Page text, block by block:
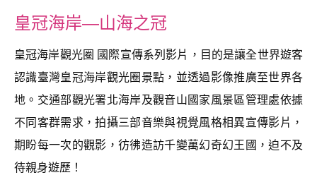
皇冠海岸—山海之冠
皇冠海岸觀光圈 國際宣傳系列影片，目的是讓全世界遊客
認識臺灣皇冠海岸觀光圈景點，並透過影像推廣至世界各
地。交通部觀光署北海岸及觀音山國家風景區管理處依據
不同客群需求，拍攝三部音樂與視覺風格相異宣傳影片，
期盼每一次的觀影，彷彿造訪千變萬幻奇幻王國，迫不及
待親身遊歷！